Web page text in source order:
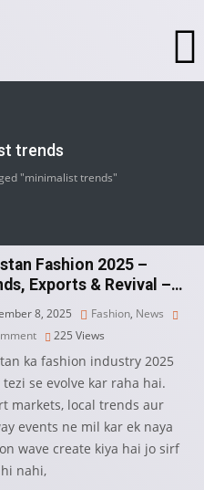
trends
"minimalist trends"
Fashion 2025 –
Exports & Revival –…
8, 2025 Fashion, News
225Views
ka fashion industry 2025
se evolve kar raha hai.
markets, local trends aur
events ne mil kar ek naya
wave create kiya hai jo sirf
nahi,